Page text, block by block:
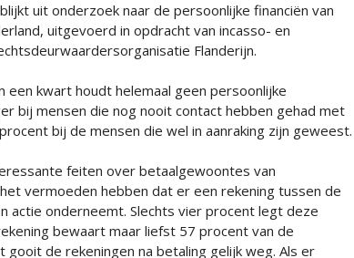
uit onderzoek naar de persoonlijke financiën van
uitgevoerd in opdracht van incasso- en
Flanderijn.
een kwart houdt helemaal geen persoonlijke
bij mensen die nog nooit contact hebben gehad met
bij de mensen die wel in aanraking zijn geweest.
feiten over betaalgewoontes van
vermoeden hebben dat er een rekening tussen de
actie onderneemt. Slechts vier procent legt deze
bewaart maar liefst 57 procent van de
de rekeningen na betaling gelijk weg. Als er